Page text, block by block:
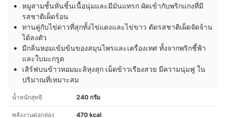
หมูสามชั้นหั่นชิ้นเนื้อนุ่มและมีมันแทรก ผัดเข้ากับพริกแกงที่มี
รสชาติเผ็ดร้อน
ทานคู่กับไข่ดาวที่สุกทั้งไข่แดงและไข่ขาว ตัดรสชาติเผ็ดจัดจ้าน
ได้ลงตัว
มีกลิ่นหอมเข้มข้นของสมุนไพรและเครื่องเทศ ทั้งจากพริกชี้ฟ้า
และใบมะกรูด
เสิร์ฟบนข้าวหอมมะลิหุงสุก เม็ดข้าวเรียงสวย มีความนุ่มฟู ใน
ปริมาณที่เหมาะสม
น้ำหนักสุทธิ 240 กรัม
พลังงานต่อกล่อง 470 kcal